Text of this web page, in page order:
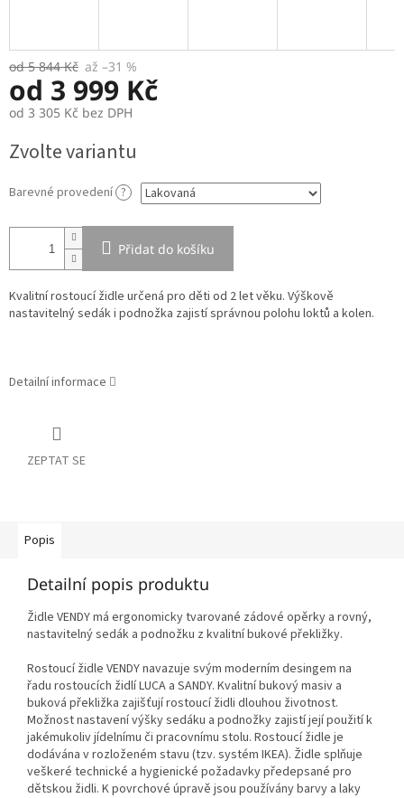
od 5 844 Kč až –31 %
od 3 999 Kč
od 3 305 Kč bez DPH
cena:
Zvolte variantu
Barevné provedení ?
Přidat do košíku
Kvalitní rostoucí židle určená pro děti od 2 let věku. Výškově
nastavitelný sedák i podnožka zajistí správnou polohu loktů a kolen.
Detailní informace
ZEPTAT SE
Popis
Detailní popis produktu
Židle VENDY má ergonomicky tvarované zádové opěrky a rovný,
nastavitelný sedák a podnožku z kvalitní bukové překližky.
Rostoucí židle VENDY navazuje svým moderním desingem na
řadu rostoucích židlí LUCA a SANDY. Kvalitní bukový masiv a
buková překližka zajišťují rostoucí židli dlouhou životnost.
Možnost nastavení výšky sedáku a podnožky zajistí její použití k
jakémukoliv jídelnímu či pracovnímu stolu. Rostoucí židle je
dodávána v rozloženém stavu (tzv. systém IKEA). Židle splňuje
veškeré technické a hygienické požadavky předepsané pro
dětskou židli. K povrchové úpravě jsou používány barvy a laky